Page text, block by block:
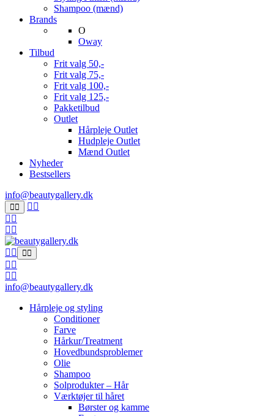
Shampoo (mænd)
Brands
O
Oway
Tilbud
Frit valg 50,-
Frit valg 75,-
Frit valg 100,-
Frit valg 125,-
Pakketilbud
Outlet
Hårpleje Outlet
Hudpleje Outlet
Mænd Outlet
Nyheder
Bestsellers
info@beautygallery.dk
info@beautygallery.dk
Hårpleje og styling
Conditioner
Farve
Hårkur/Treatment
Hovedbundsproblemer
Olie
Shampoo
Solprodukter – Hår
Værktøjer til håret
Børster og kamme